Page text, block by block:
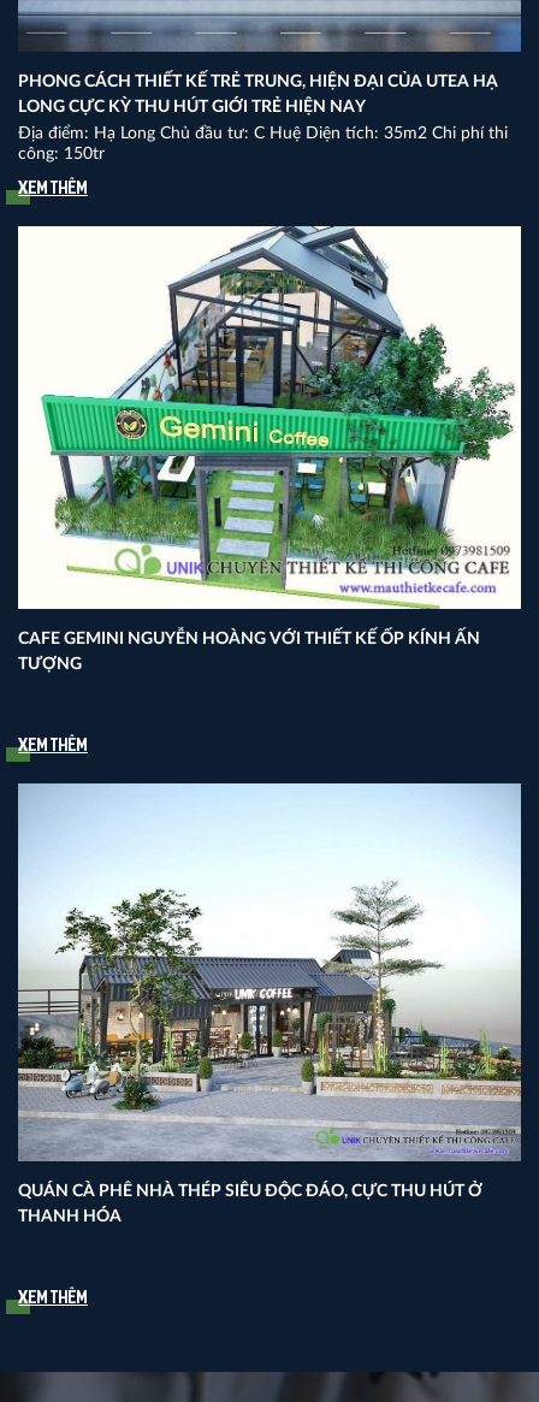
PHONG CÁCH THIẾT KẾ TRẺ TRUNG, HIỆN ĐẠI CỦA UTEA HẠ
LONG CỰC KỲ THU HÚT GIỚI TRẺ HIỆN NAY
Địa điểm: Hạ Long Chủ đầu tư: C Huệ Diện tích: 35m2 Chi phí thi
công: 150tr
Xem thêm
CAFE GEMINI NGUYỄN HOÀNG VỚI THIẾT KẾ ỐP KÍNH ẤN
TƯỢNG
Xem thêm
QUÁN CÀ PHÊ NHÀ THÉP SIÊU ĐỘC ĐÁO, CỰC THU HÚT Ở
THANH HÓA
Xem thêm